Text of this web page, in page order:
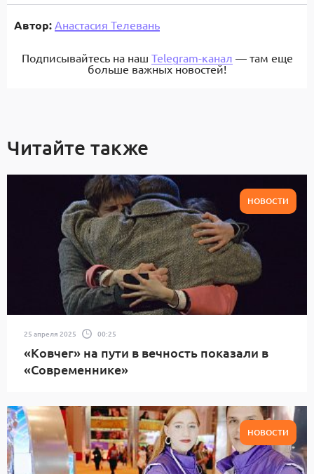
Автор: Анастасия Телевань
Подписывайтесь на наш Telegram-канал — там еще
больше важных новостей!
Читайте также
НОВОСТИ
25 апреля 2025 00:25
«Ковчег» на пути в вечность показали в
«Современнике»
НОВОСТИ